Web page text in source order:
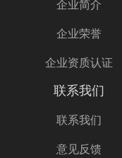
企业简介
企业荣誉
企业资质认证
联系我们
联系我们
意见反馈